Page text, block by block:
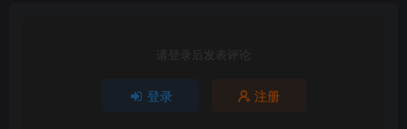
请登录后发表评论
登录 注册